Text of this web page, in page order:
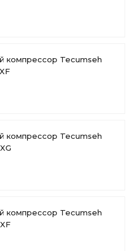
компрессор Tecumseh
компрессор Tecumseh
компрессор Tecumseh